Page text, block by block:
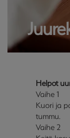
Helpot
Vaihe 1
Kuori ja
tummu.
Vaihe 2